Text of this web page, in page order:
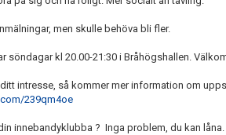
men skulle behöva bli fler.
söndagar kl 20.00-21:30 i Bråhögshallen.
intresse, så kommer mer information om
239qm4oe
innebandyklubba ? Inga problem, du kan låna.